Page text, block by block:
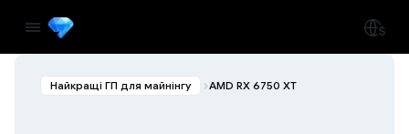
Найкращі ГП для майнінгу AMD RX 6750 XT